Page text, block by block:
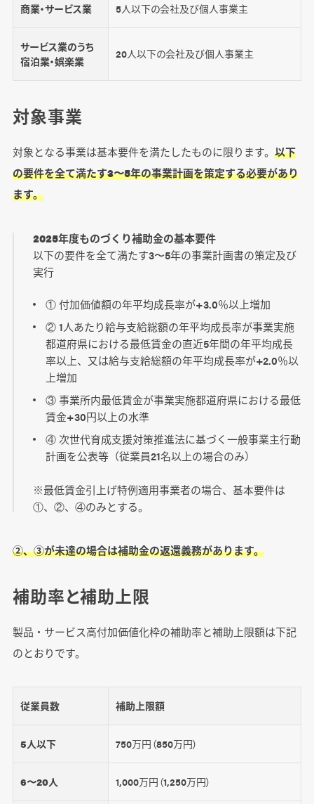
商業・サービス業 5人以下の会社及び個人事業主
サービス業のうち
宿泊業・娯楽業
20人以下の会社及び個人事業主
対象事業
対象となる事業は基本要件を満たしたものに限ります。 以下
の要件を全て満たす3〜5年の事業計画を策定する必要があり
ます。
2025年度ものづくり補助金の基本要件
以下の要件を全て満たす3〜5年の事業計画書の策定及び
実行
① 付加価値額の年平均成長率が+3.0％以上増加
② 1人あたり給与支給総額の年平均成長率が事業実施
都道府県における最低賃金の直近5年間の年平均成長
率以上、又は給与支給総額の年平均成長率が+2.0％以
上増加
③ 事業所内最低賃金が事業実施都道府県における最低
賃金+30円以上の水準
④ 次世代育成支援対策推進法に基づく一般事業主行動
計画を公表等（従業員21名以上の場合のみ）
※最低賃金引上げ特例適用事業者の場合、基本要件は
①、②、④のみとする。
②、③が未達の場合は補助金の返還義務があります。
補助率と補助上限
製品・サービス高付加価値化枠の補助率と補助上限額は下記
のとおりです。
従業員数 補助上限額
5人以下 750万円（850万円）
6〜20人 1,000万円（1,250万円）